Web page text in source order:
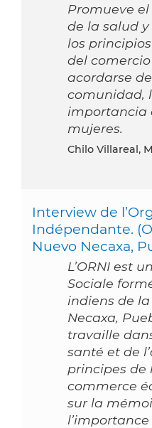
Promueve
de la salud
los
del
acordarse
comunidad,
importancia
mujeres.
Chilo Villareal,
Interview de
Indépendante.
Nuevo Necaxa,
L’ORNI est
Sociale
indiens de
Necaxa,
travaille
santé et de
principes de
commerce
sur la